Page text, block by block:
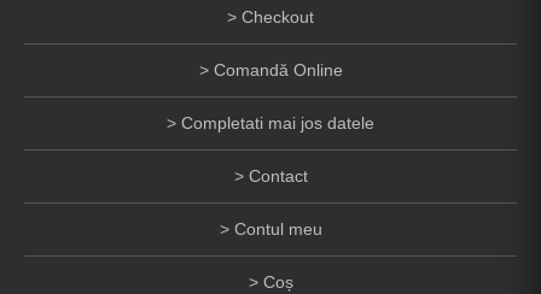
Checkout
Comandă Online
Completati mai jos datele
Contact
Contul meu
Coș